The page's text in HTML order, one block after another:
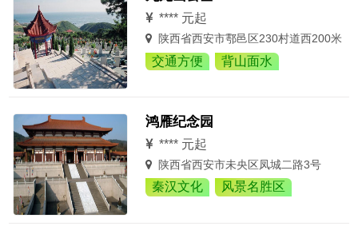
**** 元起
陕西省西安市鄠邑区230村道西200米
交通方便 背山面水
鸿雁纪念园
**** 元起
陕西省西安市未央区凤城二路3号
秦汉文化 风景名胜区